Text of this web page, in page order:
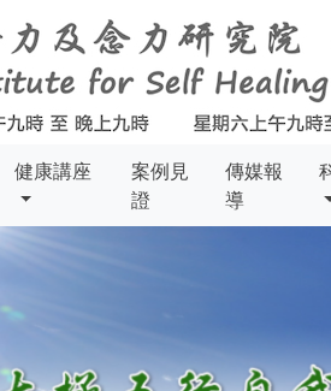
健康講座
案例見
證
傳媒報
導